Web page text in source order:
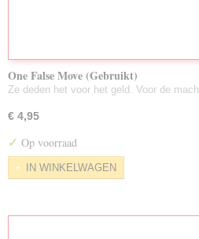
One False Move (Gebruikt)
Ze deden het voor het geld. Voor de
€ 4,95
✓ Op voorraad
IN WINKELWAGEN